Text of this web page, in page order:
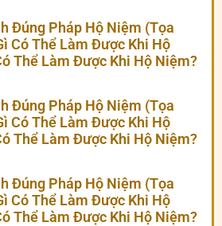
Đúng Pháp Hộ Niệm (Tọa
Có Thể Làm Được Khi Hộ
Thể Làm Được Khi Hộ Niệm?
Đúng Pháp Hộ Niệm (Tọa
Có Thể Làm Được Khi Hộ
Thể Làm Được Khi Hộ Niệm?
Đúng Pháp Hộ Niệm (Tọa
Có Thể Làm Được Khi Hộ
Thể Làm Được Khi Hộ Niệm?